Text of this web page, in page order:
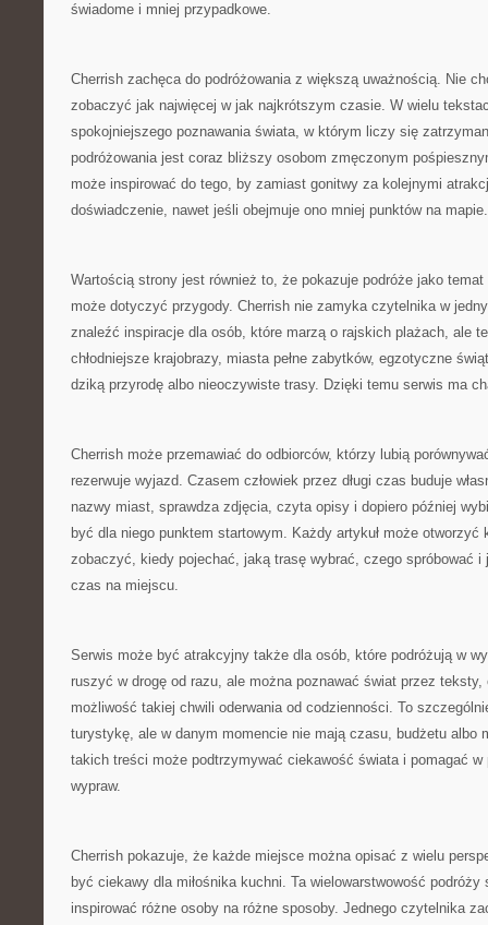
świadome i mniej przypadkowe.
Cherrish zachęca do podróżowania z większą uważnością. Nie
zobaczyć jak najwięcej w jak najkrótszym czasie. W wielu
spokojniejszego poznawania świata, w którym liczy się
podróżowania jest coraz bliższy osobom zmęczonym
może inspirować do tego, by zamiast gonitwy za kolejnymi
doświadczenie, nawet jeśli obejmuje ono mniej punktów na mapie.
Wartością strony jest również to, że pokazuje podróże jako
może dotyczyć przygody. Cherrish nie zamyka czytelnika w
znaleźć inspiracje dla osób, które marzą o rajskich plażach, ale
chłodniejsze krajobrazy, miasta pełne zabytków, egzotyczne
dziką przyrodę albo nieoczywiste trasy. Dzięki temu serwis ma
Cherrish może przemawiać do odbiorców, którzy lubią
rezerwuje wyjazd. Czasem człowiek przez długi czas buduje
nazwy miast, sprawdza zdjęcia, czyta opisy i dopiero później
być dla niego punktem startowym. Każdy artykuł może otworzyć
zobaczyć, kiedy pojechać, jaką trasę wybrać, czego spróbować
czas na miejscu.
Serwis może być atrakcyjny także dla osób, które podróżują w
ruszyć w drogę od razu, ale można poznawać świat przez
możliwość takiej chwili oderwania od codzienności. To
turystykę, ale w danym momencie nie mają czasu, budżetu albo
takich treści może podtrzymywać ciekawość świata i pomagać w
wypraw.
Cherrish pokazuje, że każde miejsce można opisać z wielu
być ciekawy dla miłośnika kuchni. Ta wielowarstwowość
inspirować różne osoby na różne sposoby. Jednego czytelnika